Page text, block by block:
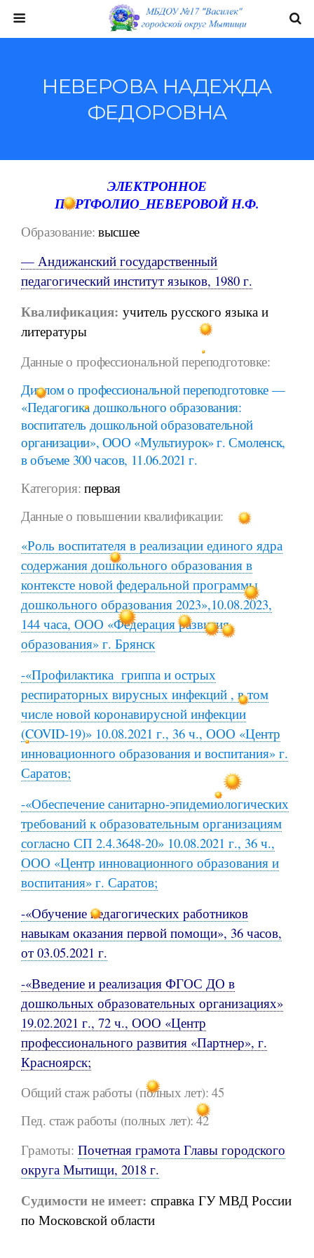
НЕВЕРОВА НАДЕЖДА
ФЕДОРОВНА
ЭЛЕКТРОННОЕ
ПОРТФОЛИО_НЕВЕРОВОЙ Н.Ф.
Образование:высшее
— Андижанский государственный
педагогический институт языков, 1980 г.
Квалификация: учитель русского языка и
литературы
Данные о профессиональной переподготовке:
Диплом о профессиональной переподготовке —
«Педагогика дошкольного образования:
воспитатель дошкольной образовательной
организации», ООО «Мультиурок» г. Смоленск,
в объеме 300 часов, 11.06.2021 г.
Категория: первая
Данные о повышении квалификации:
«Роль воспитателя в реализации единого ядра
содержания дошкольного образования в
контексте новой федеральной программы
дошкольного образования 2023»,10.08.2023,
144 часа, ООО «Федерация развития
образования» г. Брянск
-«Профилактика гриппа и острых
респираторных вирусных инфекций , в том
числе новой коронавирусной инфекции
(COVID-19)» 10.08.2021 г., 36 ч., ООО «Центр
инновационного образования и воспитания» г.
Саратов;
-«Обеспечение санитарно-эпидемиологических
требований к образовательным организациям
согласно СП 2.4.3648-20» 10.08.2021 г., 36 ч.,
ООО «Центр инновационного образования и
воспитания» г. Саратов;
-«Обучение педагогических работников
навыкам оказания первой помощи», 36 часов,
от 03.05.2021 г.
-«Введение и реализация ФГОС ДО в
дошкольных образовательных организациях»
19.02.2021 г., 72 ч., ООО «Центр
профессионального развития «Партнер», г.
Красноярск;
Общий стаж работы (полных лет): 45
Пед. стаж работы (полных лет): 42
Грамоты: Почетная грамота Главы городского
округа Мытищи, 2018 г.
Судимости не имеет: справка ГУ МВД России
по Московской области